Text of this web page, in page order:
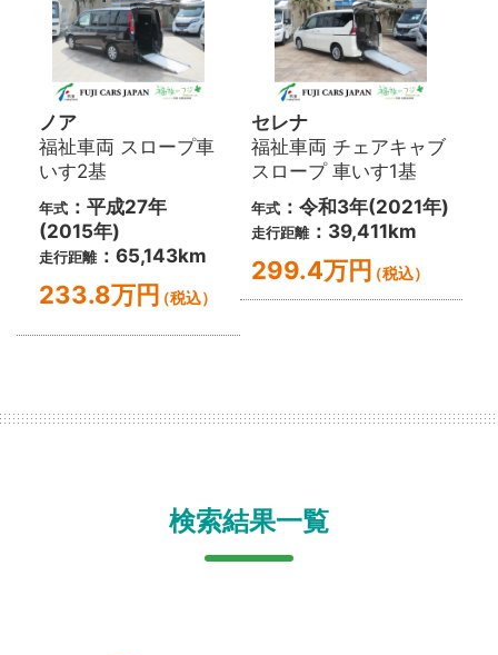
ノア
福祉車両 スロープ車
いす2基
年式 ：平成27年
(2015年)
走行距離：65,143km
233.8万円（税込）
セレナ
福祉車両 チェアキャブ
スロープ 車いす1基
年式：令和3年(2021年)
走行距離：39,411km
299.4万円（税込）
検索結果一覧